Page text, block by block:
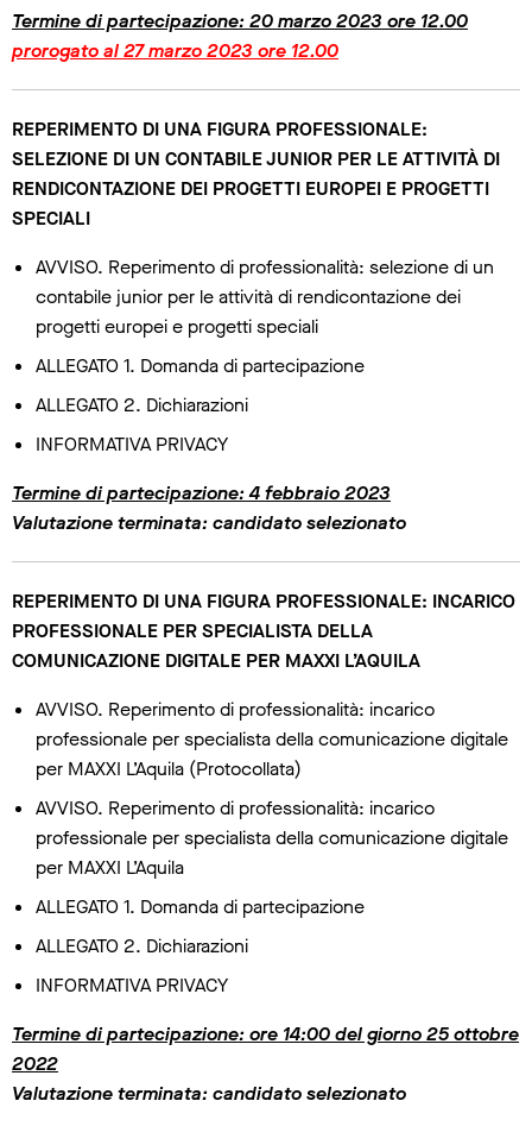
Termine di partecipazione: 20 marzo 2023 ore 12.00
prorogato al 27 marzo 2023 ore 12.00
REPERIMENTO DI UNA FIGURA PROFESSIONALE:
SELEZIONE DI UN CONTABILE JUNIOR PER LE ATTIVITÀ DI
RENDICONTAZIONE DEI PROGETTI EUROPEI E PROGETTI
SPECIALI
AVVISO. Reperimento di professionalità: selezione di un
contabile junior per le attività di rendicontazione dei
progetti europei e progetti speciali
ALLEGATO 1. Domanda di partecipazione
ALLEGATO 2. Dichiarazioni
INFORMATIVA PRIVACY
Termine di partecipazione: 4 febbraio 2023
Valutazione terminata: candidato selezionato
REPERIMENTO DI UNA FIGURA PROFESSIONALE: INCARICO
PROFESSIONALE PER SPECIALISTA DELLA
COMUNICAZIONE DIGITALE PER MAXXI L’AQUILA
AVVISO. Reperimento di professionalità: incarico
professionale per specialista della comunicazione digitale
per MAXXI L’Aquila (Protocollata)
AVVISO. Reperimento di professionalità: incarico
professionale per specialista della comunicazione digitale
per MAXXI L’Aquila
ALLEGATO 1. Domanda di partecipazione
ALLEGATO 2. Dichiarazioni
INFORMATIVA PRIVACY
Termine di partecipazione: ore 14:00 del giorno 25 ottobre
2022
Valutazione terminata: candidato selezionato